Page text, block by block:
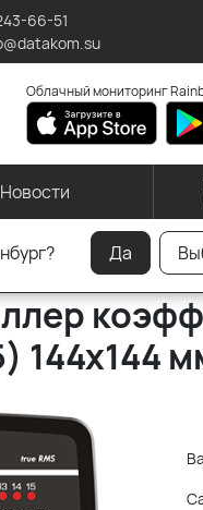
66-51
Облачный мониторинг
Новости
коэффициента
144х144
Да